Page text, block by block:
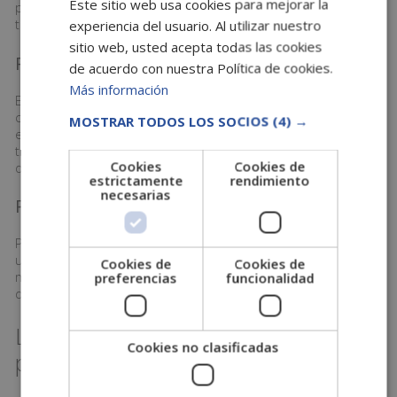
persona o departamento que lleva a cabo según que
tareas puedan provocar fraude.
Redactar un Código Ético
Este se trata de un documento donde se refleja el
compromiso de la empresa con las normas de conductas
e integridad empresarial que han de seguir todos los
trabajadores. Se recomienda repartirlo entre los distintos
departamentos y que todo empleado lo firme.
Preparar un canal de denuncias
Para investigar casos de fraude, es importante contar con
un canal de denuncias, ya sean internas o externas. Una
manera cómoda de hacerlo es a través de la página web
de la empresa o un correo electrónico.
La importancia del compliance
program
Este sitio web usa cookies para mejorar la
experiencia del usuario. Al utilizar nuestro
sitio web, usted acepta todas las cookies
de acuerdo con nuestra Política de cookies.
Más información
MOSTRAR TODOS LOS SOCIOS (4) →
Cookies
estrictamente
necesarias
Cookies de
rendimiento
Cookies de
preferencias
Cookies de
funcionalidad
Cookies no clasificadas